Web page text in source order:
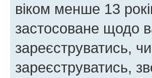
віком менше 13
застосоване щодо
зареєструватись,
зареєструватись,